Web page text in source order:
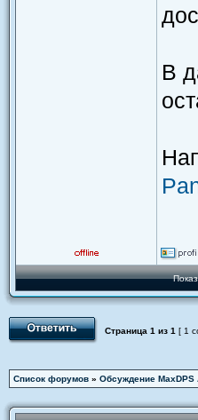
В
Страница 1 из 1 [ 1
Список форумов » Обсуждение MaxDPS